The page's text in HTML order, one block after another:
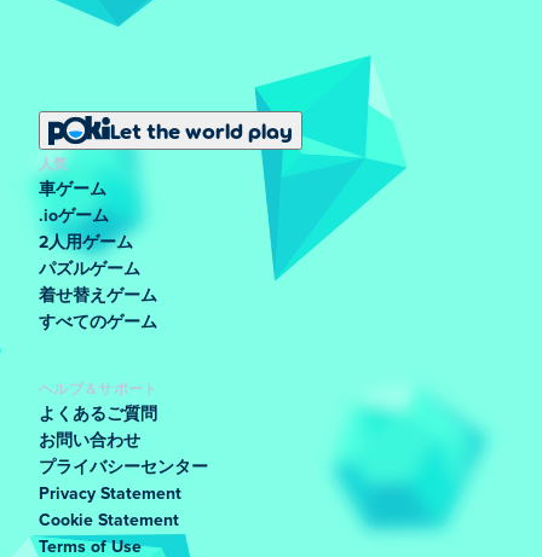
Let the world play
人気
車ゲーム
.ioゲーム
2人用ゲーム
パズルゲーム
着せ替えゲーム
すべてのゲーム
ヘルプ＆サポート
よくあるご質問
お問い合わせ
プライバシーセンター
Privacy Statement
Cookie Statement
Terms of Use